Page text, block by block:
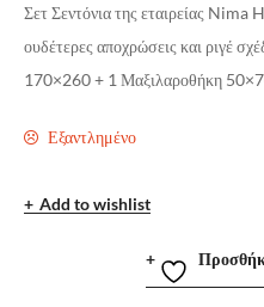
Σετ Σεντόνια της εταιρείας Nima
ουδέτερες αποχρώσεις και ριγέ
170×260 + 1 Μαξιλαροθήκη
Εξαντλημένο
Add to wishlist